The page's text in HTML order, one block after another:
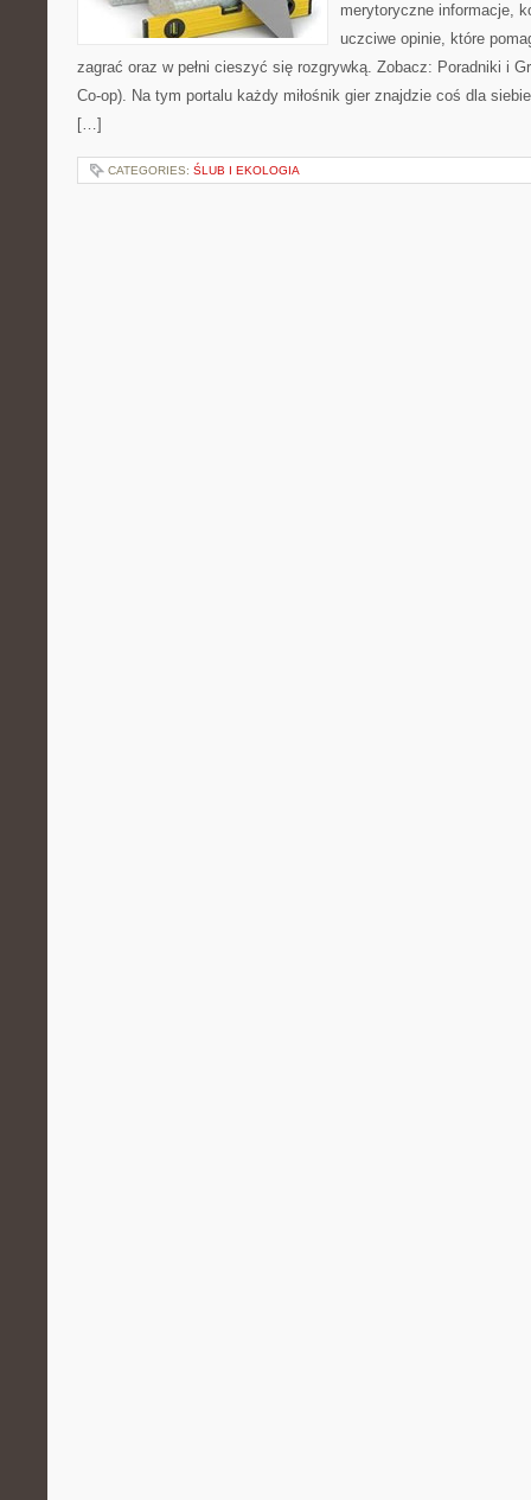
merytoryczne informacje,
uczciwe opinie, które
zagrać oraz w pełni cieszyć się rozgrywką. Zobacz: Poradniki i
Co-op). Na tym portalu każdy miłośnik gier znajdzie coś dla
[…]
CATEGORIES: ŚLUB I EKOLOGIA